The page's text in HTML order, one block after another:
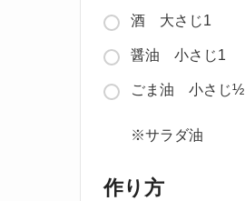
酒 大さじ1
醤油 小さじ1
ごま油 小さじ½
※サラダ油
作り方